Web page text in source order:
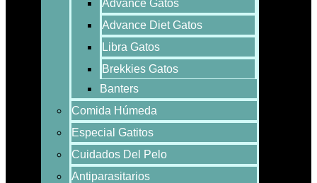
Advance Gatos
Advance Diet Gatos
Libra Gatos
Brekkies Gatos
Banters
Comida Húmeda
Especial Gatitos
Cuidados Del Pelo
Antiparasitarios